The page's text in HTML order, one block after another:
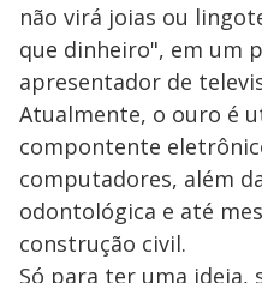
não virá joias ou
que dinheiro", em um
apresentador de
Atualmente, o ouro é
compontente
computadores, além
odontológica e até
construção civil.
Só para ter uma ideia,